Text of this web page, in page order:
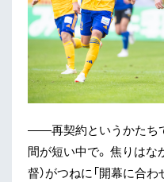
——再契約というかたち
間が短い中で。 焦りはな
督）がつねに「開幕に合